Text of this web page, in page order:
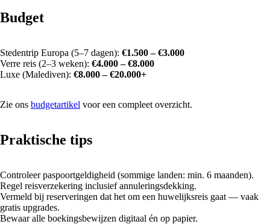
Budget
Stedentrip Europa (5–7 dagen): €1.500 – €3.000
Verre reis (2–3 weken): €4.000 – €8.000
Luxe (Malediven): €8.000 – €20.000+
Zie ons budgetartikel voor een compleet overzicht.
Praktische tips
Controleer paspoortgeldigheid (sommige landen: min. 6 maanden).
Regel reisverzekering inclusief annuleringsdekking.
Vermeld bij reserveringen dat het om een huwelijksreis gaat — vaak
gratis upgrades.
Bewaar alle boekingsbewijzen digitaal én op papier.